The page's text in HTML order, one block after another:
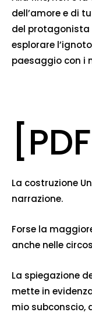
dell’amore e di
del protagonista
esplorare
paesaggio con i
La costruzione
narrazione.
Forse la
anche nelle
La spiegazione
mette in
mio subconscio,